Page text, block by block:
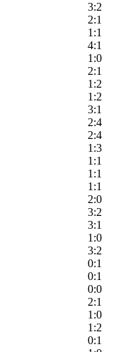
3:2
2:1
1:1
4:1
1:0
2:1
1:2
1:2
3:1
2:4
2:4
1:3
1:1
1:1
1:1
2:0
3:2
3:1
1:0
3:2
0:1
0:1
0:0
2:1
1:0
1:2
0:1